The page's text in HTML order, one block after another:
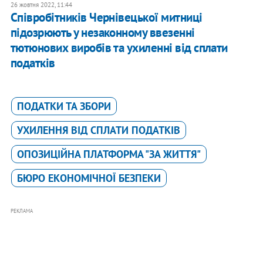
26 жовтня 2022, 11:44
Співробітників Чернівецької митниці
підозрюють у незаконному ввезенні
тютюнових виробів та ухиленні від сплати
податків
ПОДАТКИ ТА ЗБОРИ
УХИЛЕННЯ ВІД СПЛАТИ ПОДАТКІВ
ОПОЗИЦІЙНА ПЛАТФОРМА "ЗА ЖИТТЯ"
БЮРО ЕКОНОМІЧНОЇ БЕЗПЕКИ
РЕКЛАМА